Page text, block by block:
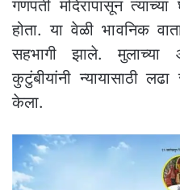
गणपती मंदिरापासून
होता. या वेळी भावनिक
सहभागी झाले. मुलाच्या
कुटुंबीयांनी न्यायासाठी
केला.